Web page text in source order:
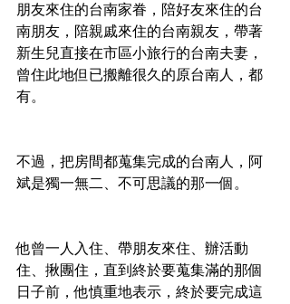
朋友來住的台南家眷，陪好友來住的台
南朋友，陪親戚來住的台南親友，帶著
新生兒直接在市區小旅行的台南夫妻，
曾住此地但已搬離很久的原台南人，都
有。
不過，把房間都蒐集完成的台南人，阿
斌是獨一無二、不可思議的那一個。
他曾一人入住、帶朋友來住、辦活動
住、揪團住，直到終於要蒐集滿的那個
日子前，他慎重地表示，終於要完成這